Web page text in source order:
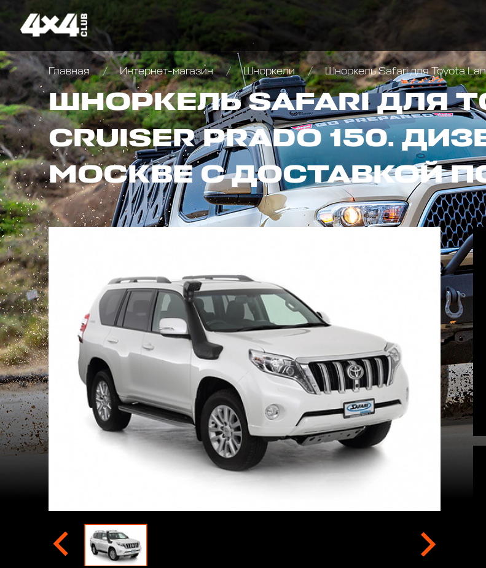
Главная Интернет-магазин Шноркели Шноркель Safari для Toyota
ШНОРКЕЛЬ SAFARI ДЛЯ
CRUISER PRADO 150.
МОСКВЕ С ДОСТАВКОЙ